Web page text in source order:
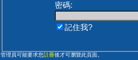
密碼:
記住我?
管理員可能要求您註冊後才可瀏覽此頁面。